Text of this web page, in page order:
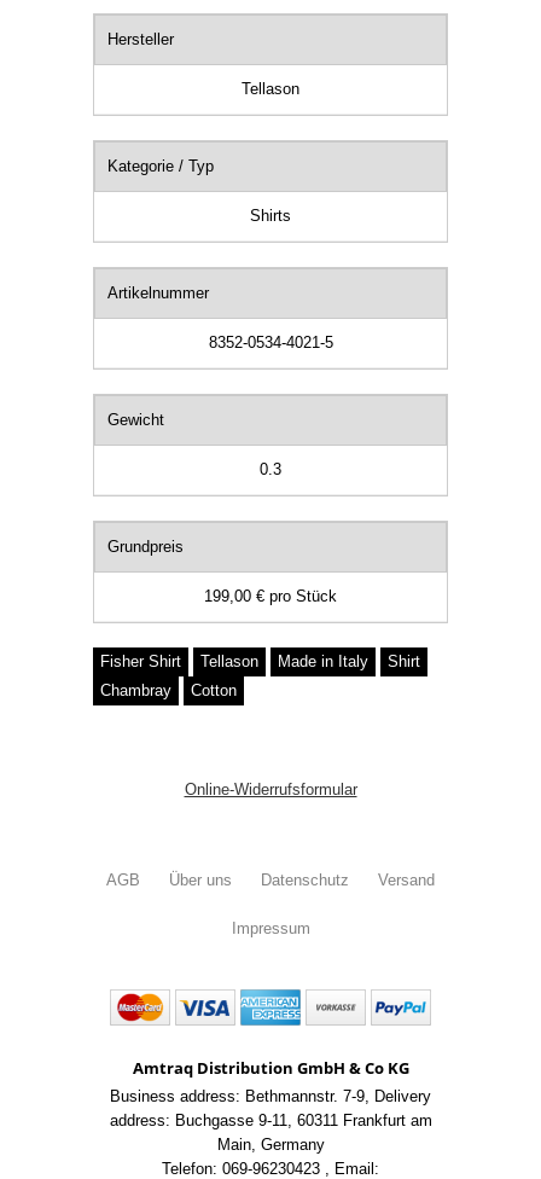
Hersteller
Tellason
Kategorie / Typ
Shirts
Artikelnummer
8352-0534-4021-5
Gewicht
0.3
Grundpreis
199,00 € pro Stück
Fisher Shirt Tellason Made in Italy
Shirt
Chambray
Cotton
Online-Widerrufsformular
AGB Über uns Datenschutz Versand
Impressum
Amtraq Distribution GmbH & Co KG
Business address: Bethmannstr. 7-9, Delivery
address: Buchgasse 9-11, 60311 Frankfurt am
Main, Germany
Telefon: 069-96230423 , Email: